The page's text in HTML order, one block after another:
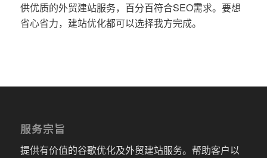
供优质的外贸建站服务，百分百符合SEO需求。要想
省心省力，建站优化都可以选择我方完成。
服务宗旨
提供有价值的谷歌优化及外贸建站服务。帮助客户以